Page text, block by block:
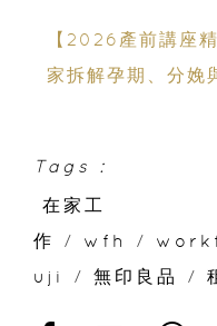
【2026產前講座
家拆解孕期、分娩
Tags :
在家工
作
/ wfh /
uji
/ 無印良品 /